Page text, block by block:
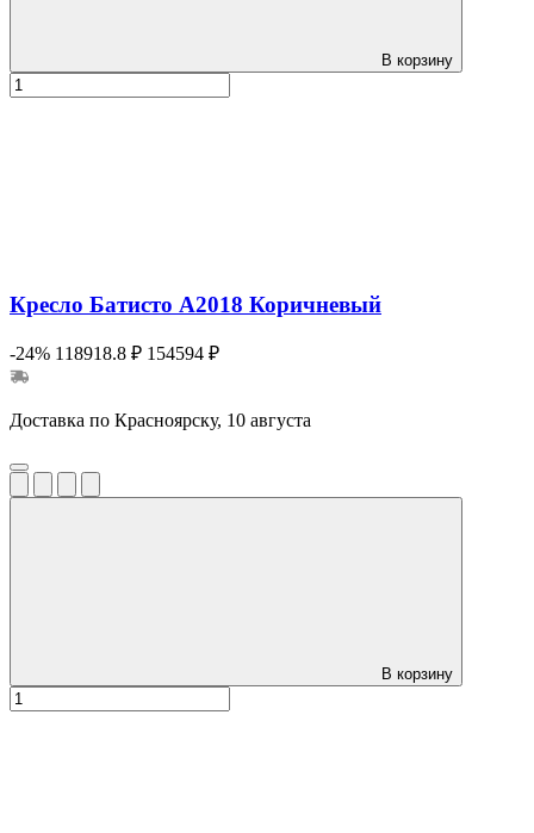
В корзину
Кресло Батисто А2018 Коричневый
-24% 118918.8 ₽ 154594 ₽
Доставка по Красноярску, 10 августа
В корзину